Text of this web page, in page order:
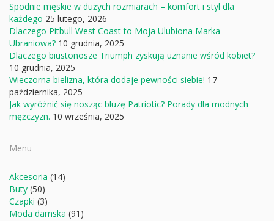
Spodnie męskie w dużych rozmiarach – komfort i styl dla
każdego 25 lutego, 2026
Dlaczego Pitbull West Coast to Moja Ulubiona Marka
Ubraniowa? 10 grudnia, 2025
Dlaczego biustonosze Triumph zyskują uznanie wśród kobiet?
10 grudnia, 2025
Wieczorna bielizna, która dodaje pewności siebie! 17
października, 2025
Jak wyróżnić się nosząc bluzę Patriotic? Porady dla modnych
mężczyzn. 10 września, 2025
Menu
Akcesoria (14)
Buty (50)
Czapki (3)
Moda damska (91)